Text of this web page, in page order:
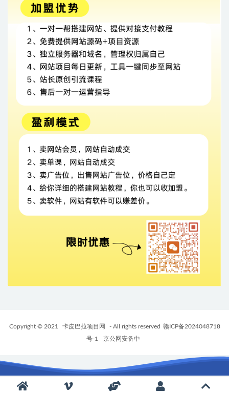
Copyright © 2021 卡皮巴拉项目网 - All rights reserved
赣ICP备2024048718
号-1
京公网安备中